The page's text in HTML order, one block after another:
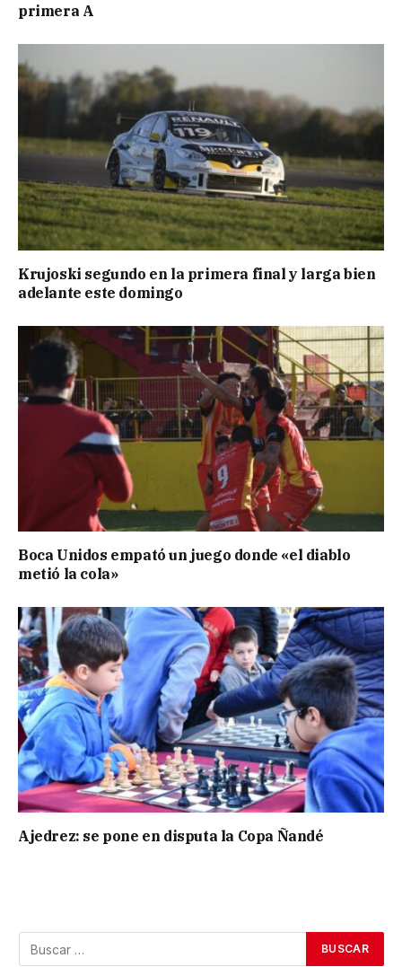
primera A
Krujoski segundo en la primera final y larga bien
adelante este domingo
Boca Unidos empató un juego donde «el diablo
metió la cola»
Ajedrez: se pone en disputa la Copa Ñandé